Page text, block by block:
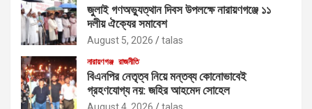
জুলাই গণঅভ্যুত্থান দিবস উপলক্ষে নারায়ণগঞ্জে ১১
দলীয় ঐক্যের সমাবেশ
August 5, 2026 talas
নারায়ণগঞ্জ রাজনীতি
বিএনপির নেতৃত্ব নিয়ে মন্তব্য কোনোভাবেই
গ্রহণযোগ্য নয়: জহির আহমেদ সোহেল